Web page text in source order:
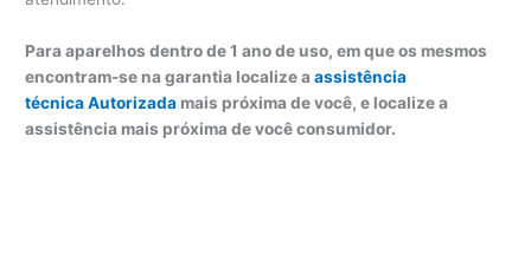
Para aparelhos dentro de 1 ano de uso, em que os mesmos
encontram-se na garantia localize aassistência
técnica Autorizada mais próxima de você, e localize a
assistência mais próxima de você consumidor.